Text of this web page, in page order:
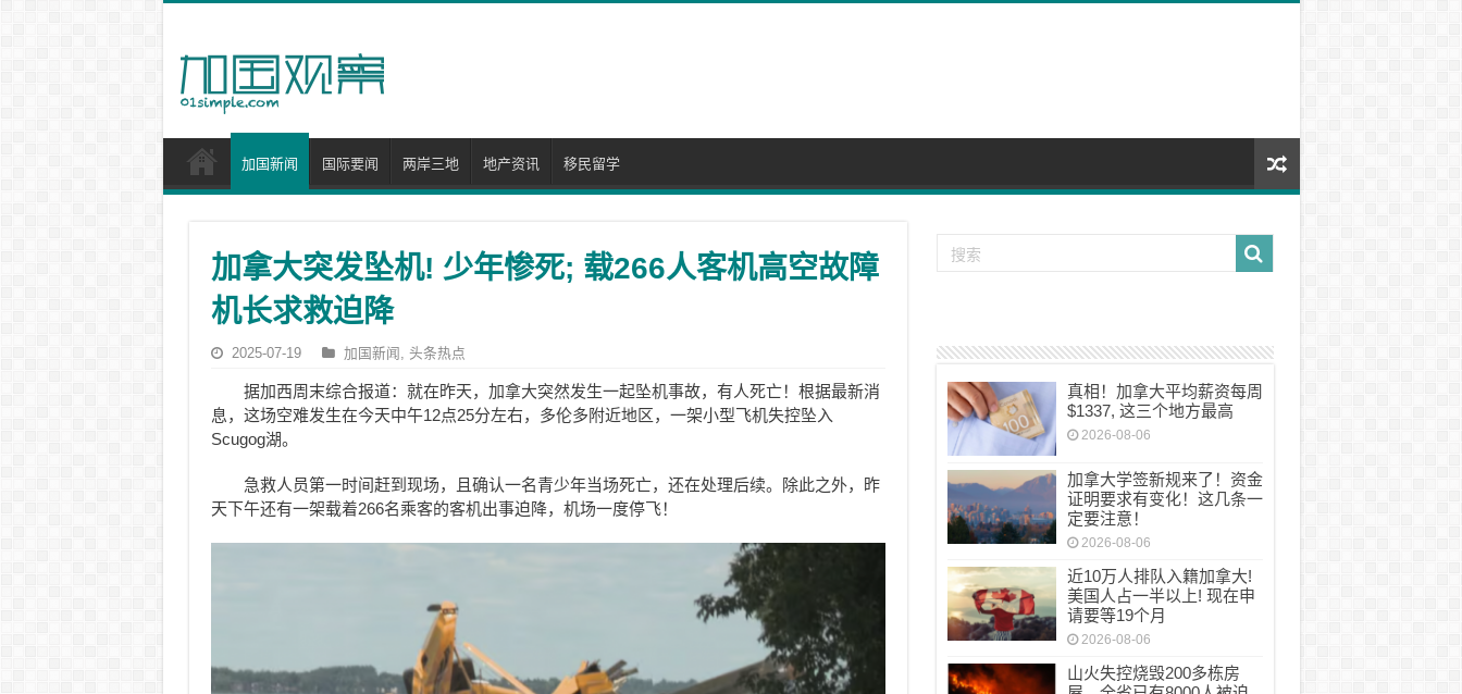
加国新闻 国际要闻 两岸三地 地产资讯 移民留学
加拿大突发坠机! 少年惨死; 载266人客机高空故障
机长求救迫降
2025-07-19 加国新闻 , 头条热点
据加西周末综合报道：就在昨天，加拿大突然发生一起坠机事故，有人死亡！根据最新消
息，这场空难发生在今天中午12点25分左右，多伦多附近地区，一架小型飞机失控坠入
Scugog湖。
急救人员第一时间赶到现场，且确认一名青少年当场死亡，还在处理后续。除此之外，昨
天下午还有一架载着266名乘客的客机出事迫降，机场一度停飞！
真相！加拿大平均薪资每周
$1337, 这三个地方最高
2026-08-06
加拿大学签新规来了！资金
证明要求有变化！这几条一
定要注意！
2026-08-06
近10万人排队入籍加拿大!
美国人占一半以上! 现在申
请要等19个月
2026-08-06
山火失控烧毁200多栋房